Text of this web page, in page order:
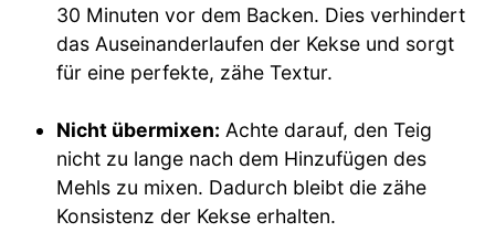
30 Minuten vor dem Backen. Dies verhindert
das Auseinanderlaufen der Kekse und sorgt
für eine perfekte, zähe Textur.
Nicht übermixen: Achte darauf, den Teig
nicht zu lange nach dem Hinzufügen des
Mehls zu mixen. Dadurch bleibt die zähe
Konsistenz der Kekse erhalten.